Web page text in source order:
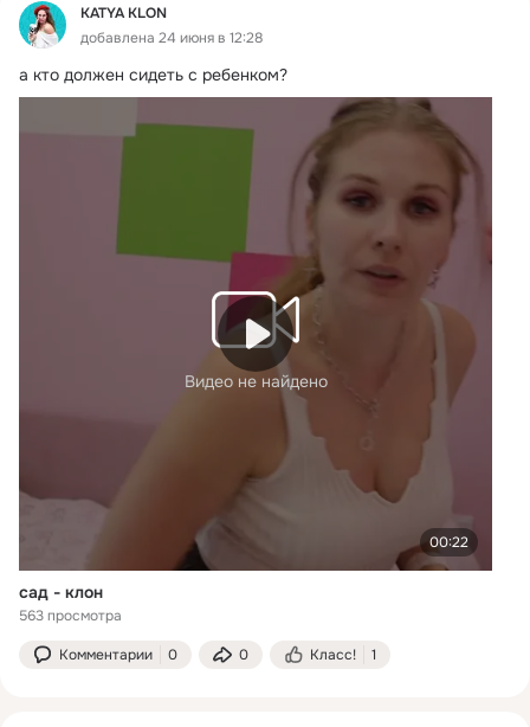
KATYA KLON
добавлена 24 июня в 12:28
а кто должен сидеть с ребенком?
00:22
Видео не найдено
сад - клон
563 просмотра
Комментарии 0 0 Класс! 1